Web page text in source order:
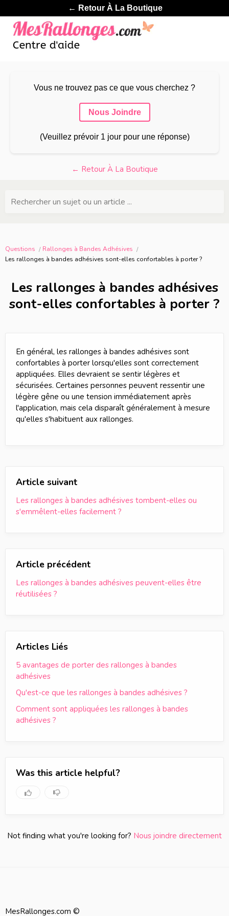
← Retour À La Boutique
Vous ne trouvez pas ce que vous cherchez ?
Nous Joindre
(Veuillez prévoir 1 jour pour une réponse)
← Retour À La Boutique
Rechercher un sujet ou un article ...
Questions
Rallonges à Bandes Adhésives
Les rallonges à bandes adhésives sont-elles confortables à porter ?
Les rallonges à bandes adhésives
sont-elles confortables à porter ?
En général, les rallonges à bandes adhésives sont
confortables à porter lorsqu'elles sont correctement
appliquées. Elles devraient se sentir légères et
sécurisées. Certaines personnes peuvent ressentir une
légère gêne ou une tension immédiatement après
l'application, mais cela disparaît généralement à mesure
qu'elles s'habituent aux rallonges.
Article suivant
Les rallonges à bandes adhésives tombent-elles ou
s'emmêlent-elles facilement ?
Article précédent
Les rallonges à bandes adhésives peuvent-elles être
réutilisées ?
Articles Liés
5 avantages de porter des rallonges à bandes
adhésives
Qu'est-ce que les rallonges à bandes adhésives ?
Comment sont appliquées les rallonges à bandes
adhésives ?
Was this article helpful?
Not finding what you're looking for? Nous joindre directement
MesRallonges.com ©